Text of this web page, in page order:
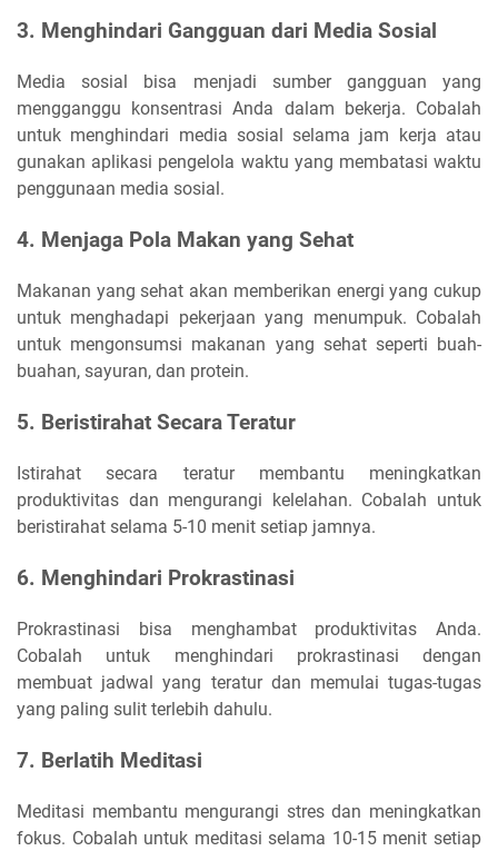
3. Menghindari Gangguan dari Media Sosial
Media sosial bisa menjadi sumber gangguan yang
mengganggu konsentrasi Anda dalam bekerja. Cobalah
untuk menghindari media sosial selama jam kerja atau
gunakan aplikasi pengelola waktu yang membatasi waktu
penggunaan media sosial.
4. Menjaga Pola Makan yang Sehat
Makanan yang sehat akan memberikan energi yang cukup
untuk menghadapi pekerjaan yang menumpuk. Cobalah
untuk mengonsumsi makanan yang sehat seperti buah-
buahan, sayuran, dan protein.
5. Beristirahat Secara Teratur
Istirahat secara teratur membantu meningkatkan
produktivitas dan mengurangi kelelahan. Cobalah untuk
beristirahat selama 5-10 menit setiap jamnya.
6. Menghindari Prokrastinasi
Prokrastinasi bisa menghambat produktivitas Anda.
Cobalah untuk menghindari prokrastinasi dengan
membuat jadwal yang teratur dan memulai tugas-tugas
yang paling sulit terlebih dahulu.
7. Berlatih Meditasi
Meditasi membantu mengurangi stres dan meningkatkan
fokus. Cobalah untuk meditasi selama 10-15 menit setiap